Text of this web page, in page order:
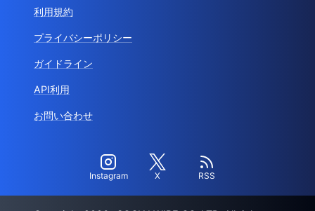
利用規約
プライバシーポリシー
ガイドライン
API利用
お問い合わせ
Instagram X RSS